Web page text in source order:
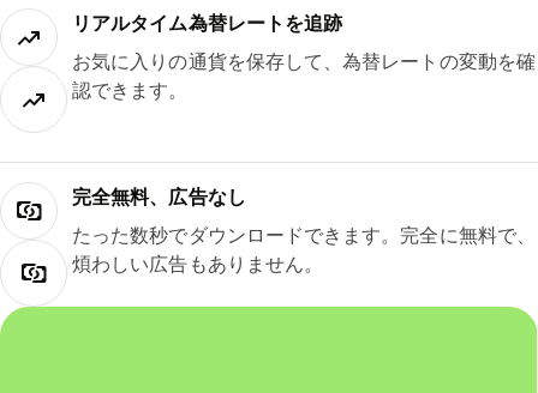
リアルタイム為替レートを追跡
お気に入りの通貨を保存して、為替レートの変動を確
認できます。
完全無料、広告なし
たった数秒でダウンロードできます。完全に無料で、
煩わしい広告もありません。